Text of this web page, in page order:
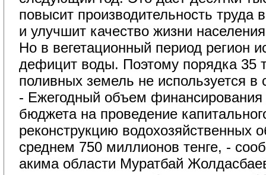
повысит производительность труда
и улучшит качество жизни
Но в вегетационный период регион
дефицит воды. Поэтому порядка 35
поливных земель не используется в
- Ежегодный объем финансирования
бюджета на проведение
реконструкцию водохозяйственных
среднем 750 миллионов тенге, -
акима области Муратбай